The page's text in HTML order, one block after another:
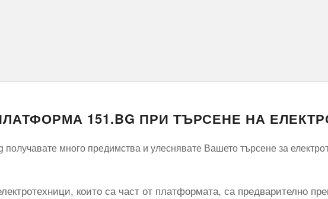
151.BG ПРИ ТЪРСЕНЕ НА
много предимства и улеснявате Вашето търсене за
които са част от платформата, са предварително